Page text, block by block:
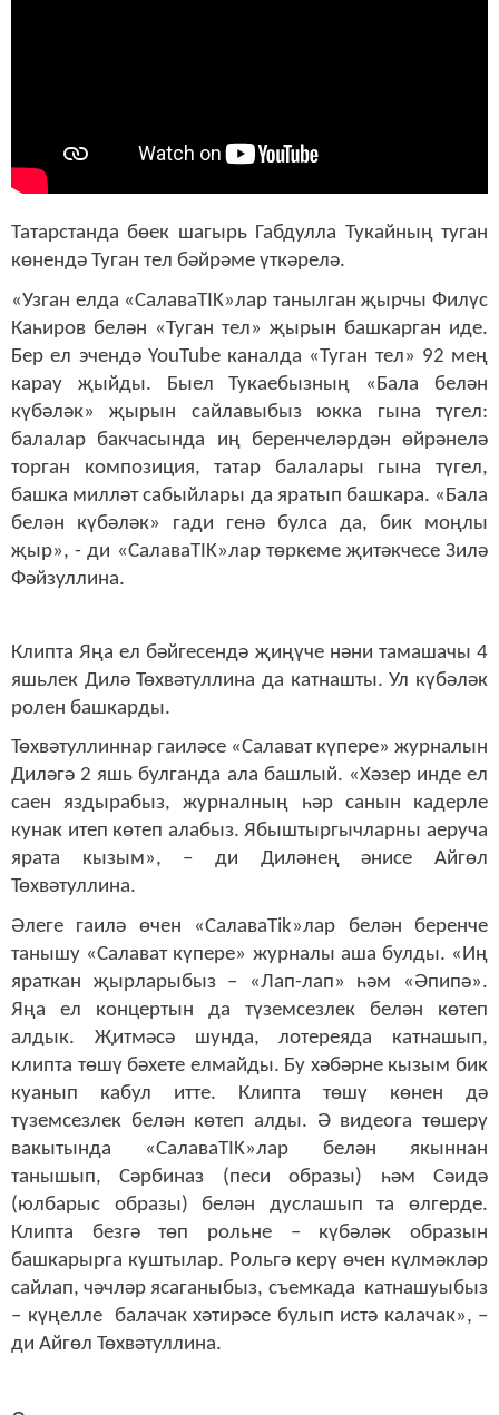
Татарстанда бөек шагырь Габдулла Тукайның туган
көнендә Туган тел бәйрәме үткәрелә.
«Узган елда «СалаваTIK»лар танылган җырчы Филүс
Каһиров белән «Туган тел» җырын башкарган иде.
Бер ел эчендә YouTube каналда «Туган тел» 92 мең
карау җыйды. Быел Тукаебызның «Бала белән
күбәләк» җырын сайлавыбыз юкка гына түгел:
балалар бакчасында иң беренчеләрдән өйрәнелә
торган композиция, татар балалары гына түгел,
башка милләт сабыйлары да яратып башкара. «Бала
белән күбәләк» гади генә булса да, бик моңлы
җыр», - ди «СалаваTIK»лар төркеме җитәкчесе Зилә
Фәйзуллина.
Клипта Яңа ел бәйгесендә җиңүче нәни тамашачы 4
яшьлек Дилә Төхвәтуллина да катнашты. Ул күбәләк
ролен башкарды.
Төхвәтуллиннар гаиләсе «Салават күпере» журналын
Диләгә 2 яшь булганда ала башлый. «Хәзер инде ел
саен яздырабыз, журналның һәр санын кадерле
кунак итеп көтеп алабыз. Ябыштыргычларны аеруча
ярата кызым», – ди Диләнең әнисе Айгөл
Төхвәтуллина.
Әлеге гаилә өчен «СалаваTik»лар белән беренче
танышу «Салават күпере» журналы аша булды. «Иң
яраткан җырларыбыз – «Лап-лап» һәм «Әпипә».
Яңа ел концертын да түземсезлек белән көтеп
алдык. Җитмәсә шунда, лотереяда катнашып,
клипта төшү бәхете елмайды. Бу хәбәрне кызым бик
куанып кабул итте. Клипта төшү көнен дә
түземсезлек белән көтеп алды. Ә видеога төшерү
вакытында «СалаваTIK»лар белән якыннан
танышып, Сәрбиназ (песи образы) һәм Сәидә
(юлбарыс образы) белән дуслашып та өлгерде.
Клипта безгә төп рольне – күбәләк образын
башкарырга куштылар. Рольгә керү өчен күлмәкләр
сайлап, чәчләр ясаганыбыз, съемкада катнашуыбыз
– күңелле балачак хәтирәсе булып истә калачак», –
ди Айгөл Төхвәтуллина.